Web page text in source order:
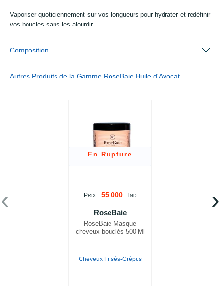
Vaporiser quotidiennement sur vos longueurs pour hydrater et redéfinir
vos boucles sans les alourdir.
Composition
Autres Produits de la Gamme RoseBaie Huile d'Avocat
En Rupture
PRIX 55,000 TND
RoseBaie
RoseBaie Masque
cheveux bouclés 500 Ml
Cheveux Frisés-Crépus
‹ ›